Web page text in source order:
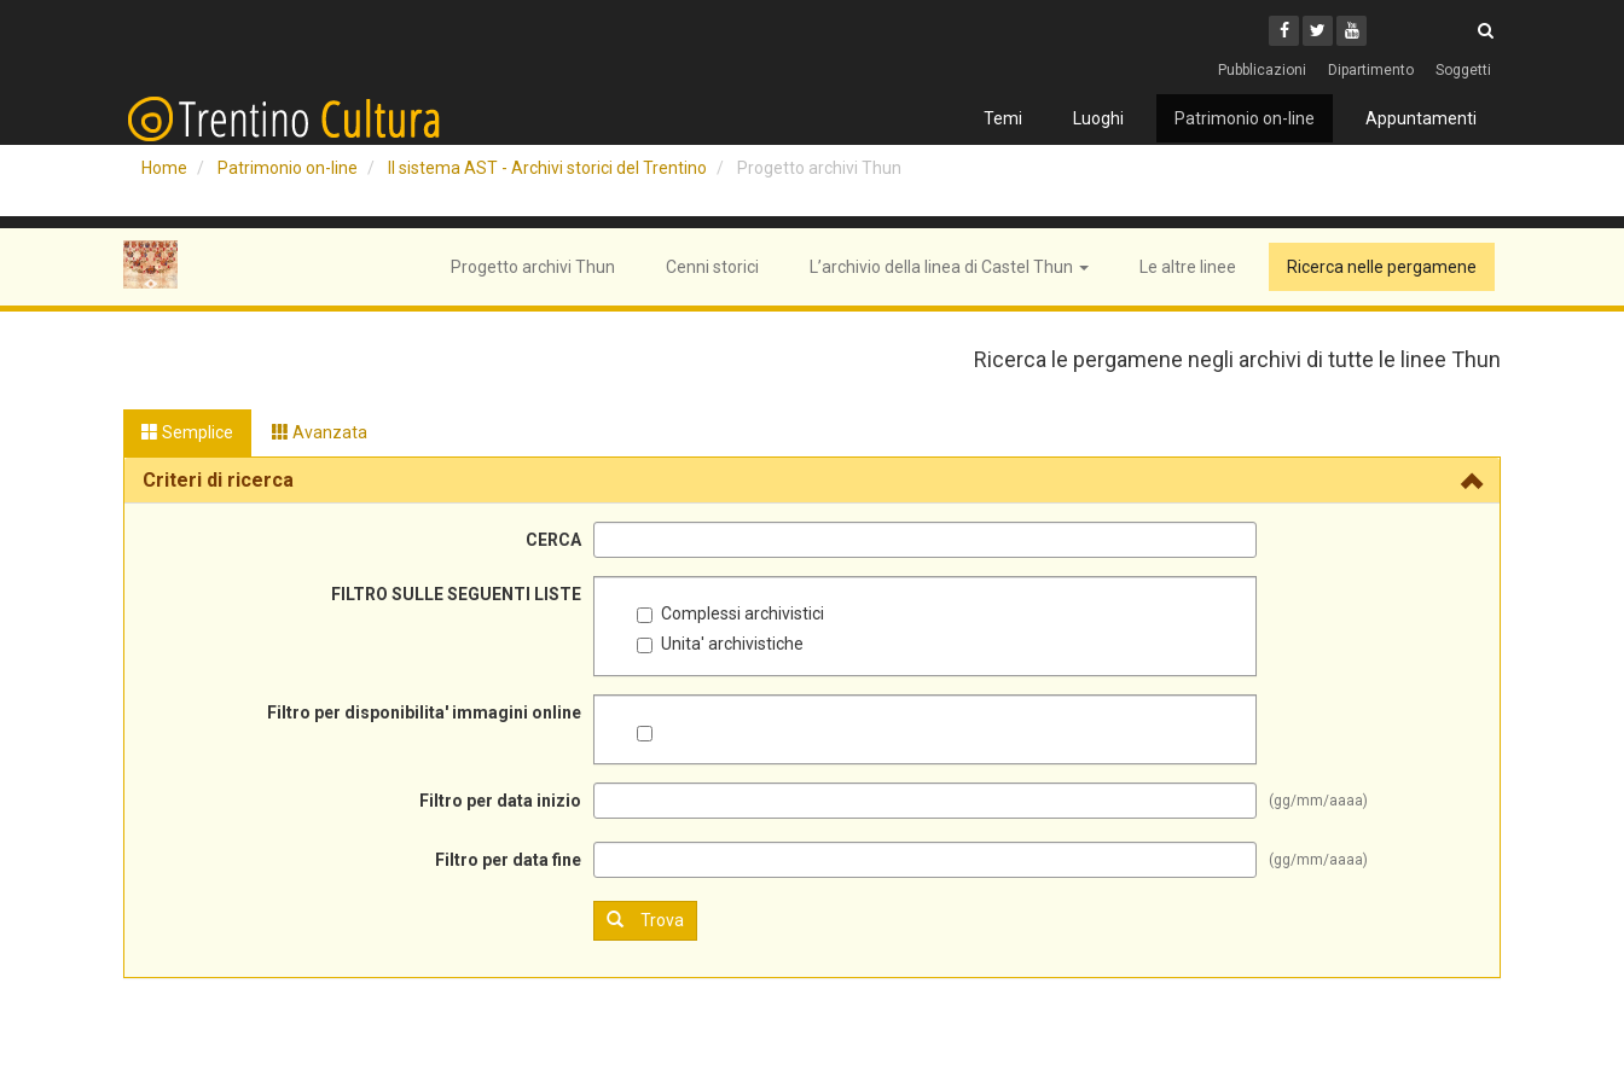
Facebook
Twitter
Youtube
Pubblicazioni Dipartimento Soggetti
Temi Luoghi Patrimonio on-line Appuntamenti
Home Patrimonio on-line Il sistema AST - Archivi storici del Trentino Progetto archivi Thun
Progetto archivi Thun Cenni storici L’archivio della linea di Castel Thun Le altre linee Ricerca nelle pergamene
Ricerca le pergamene negli archivi di tutte le linee Thun
Semplice Avanzata
Criteri di ricerca
CERCA
FILTRO SULLE SEGUENTI LISTE
Complessi archivistici
Unita' archivistiche
Filtro per disponibilita' immagini online
Filtro per data inizio (gg/mm/aaaa)
Filtro per data fine (gg/mm/aaaa)
Trova